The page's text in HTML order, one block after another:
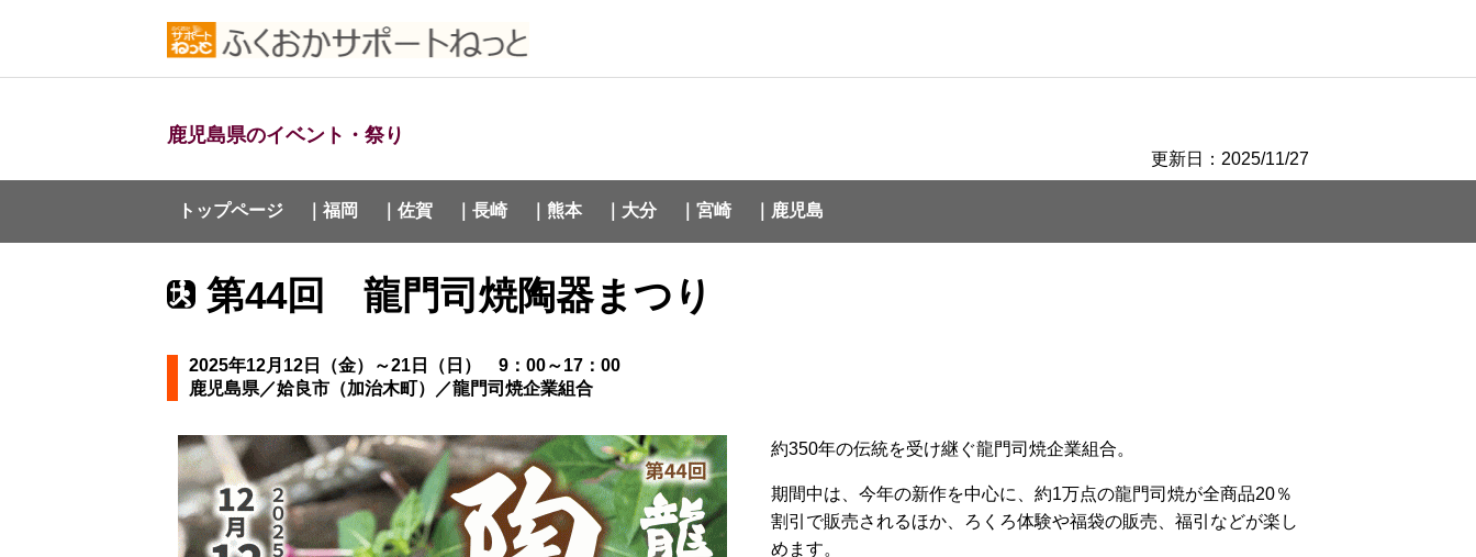
鹿児島県のイベント・祭り
更新日：2025/11/27
トップページ ｜福岡 ｜佐賀 ｜長崎 ｜熊本 ｜大分 ｜宮崎 ｜鹿児島
第44回 龍門司焼陶器まつり
2025年12月12日（金）～21日（日） 9：00～17：00
鹿児島県／姶良市（加治木町）／龍門司焼企業組合
約350年の伝統を受け継ぐ龍門司焼企業組合。
期間中は、今年の新作を中心に、約1万点の龍門司焼が全商品20％
割引で販売されるほか、ろくろ体験や福袋の販売、福引などが楽し
めます。